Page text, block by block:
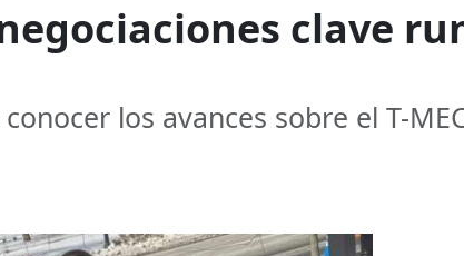
clave
los avances sobre el T-